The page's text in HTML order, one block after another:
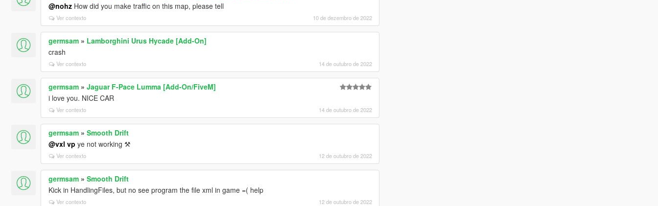
@nohzHow did you make traffic on this map, please tell
Ver contexto 10 de dezembro de 2022
germsam» Lamborghini Urus Hycade [Add-On]
crash
Ver contexto 14 de outubro de 2022
germsam» Jaguar F-Pace Lumma [Add-On/FiveM]
i love you. NICE CAR
Ver contexto 14 de outubro de 2022
germsam» Smooth Drift
@vxl vp ye not working ⚒
Ver contexto 12 de outubro de 2022
germsam» Smooth Drift
Kick in HandlingFiles, but no see program the file xml in game =( help
Ver contexto 12 de outubro de 2022